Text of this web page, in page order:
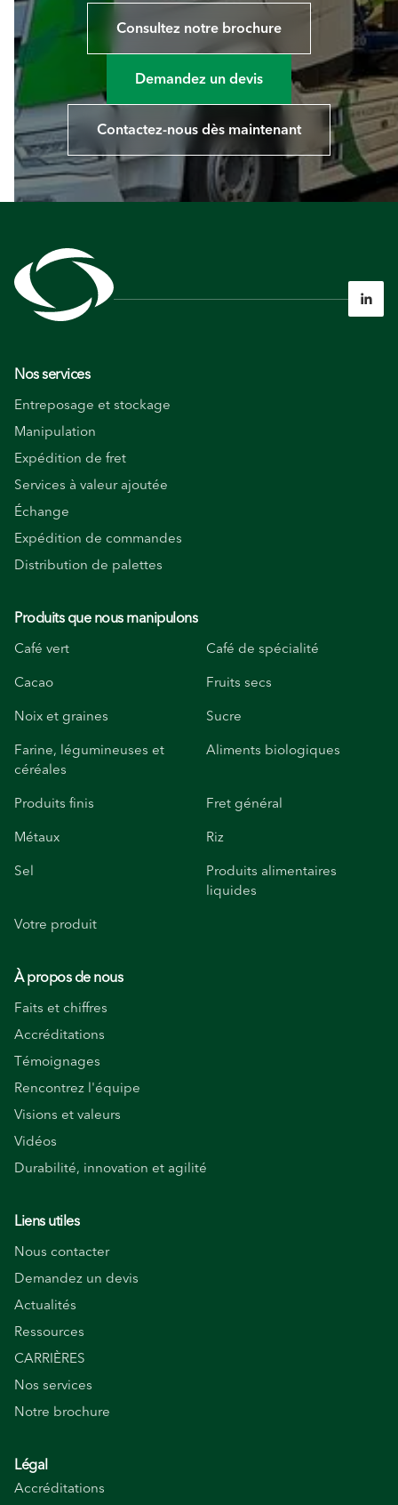
Consultez notre brochure
Demandez un devis
Contactez-nous dès maintenant

Nos services
Entreposage et stockage
Manipulation
Expédition de fret
Services à valeur ajoutée
Échange
Expédition de commandes
Distribution de palettes
Produits que nous manipulons
Café vert
Café de spécialité
Cacao
Fruits secs
Noix et graines
Sucre
Farine, légumineuses et
céréales
Aliments biologiques
Produits finis
Fret général
Métaux
Riz
Sel
Produits alimentaires
liquides
Votre produit
À propos de nous
Faits et chiffres
Accréditations
Témoignages
Rencontrez l'équipe
Visions et valeurs
Vidéos
Durabilité, innovation et agilité
Liens utiles
Nous contacter
Demandez un devis
Actualités
Ressources
CARRIÈRES
Nos services
Notre brochure
Légal
Accréditations